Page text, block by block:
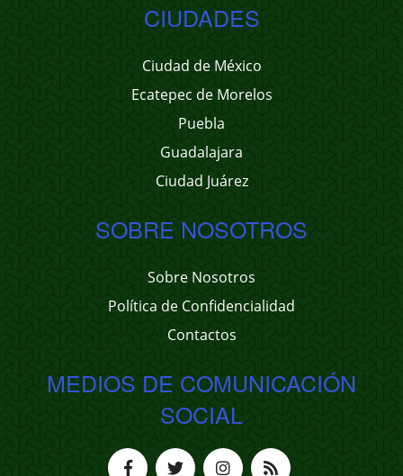
CIUDADES
Ciudad de México
Ecatepec de Morelos
Puebla
Guadalajara
Ciudad Juárez
SOBRE NOSOTROS
Sobre Nosotros
Política de Confidencialidad
Contactos
MEDIOS DE COMUNICACIÓN
SOCIAL